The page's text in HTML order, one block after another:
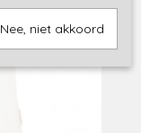
Nee, niet akkoord